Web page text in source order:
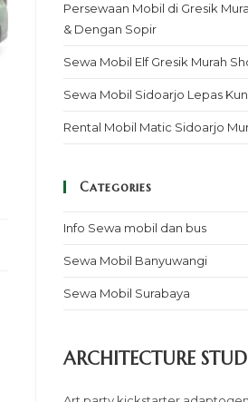
Persewaan Mobil di Gresik
& Dengan Sopir
Sewa Mobil Elf Gresik Murah
Sewa Mobil Sidoarjo Lepas
Rental Mobil Matic Sidoarjo
Categories
Info Sewa mobil dan bus
Sewa Mobil Banyuwangi
Sewa Mobil Surabaya
ARCHITECTURE